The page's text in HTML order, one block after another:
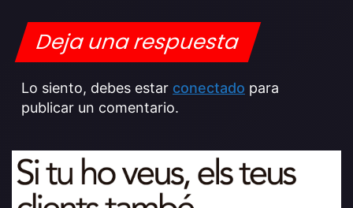
Deja una respuesta
Lo siento, debes estar conectado para
publicar un comentario.